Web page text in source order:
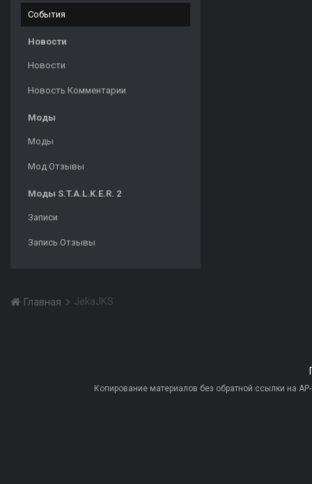
События
Новости
Новости
Новость Комментарии
Моды
Моды
Мод Отзывы
Моды S.T.A.L.K.E.R. 2
Записи
Запись Отзывы
Главная JekaJKS
Копирование материалов без обратной ссылки на